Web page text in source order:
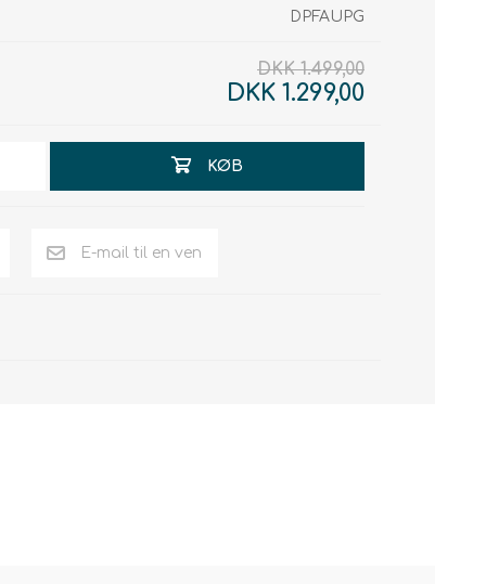
DPFAUPG
DKK 1.499,00
DKK 1.299,00
KØB
E-mail til en ven